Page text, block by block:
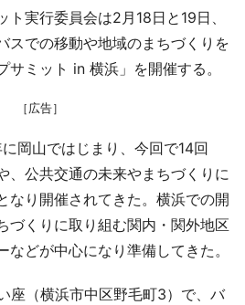
実行委員会は2月18日と19日、
スでの移動や地域のまちづくりを
サミット in 横浜」を開催する。
［広告］
岡山ではじまり、今回で14回
、公共交通の未来やまちづくりに
なり開催されてきた。横浜での開
づくりに取り組む関内・関外地区
どが中心になり準備してきた。
座（横浜市中区野毛町3）で、バ